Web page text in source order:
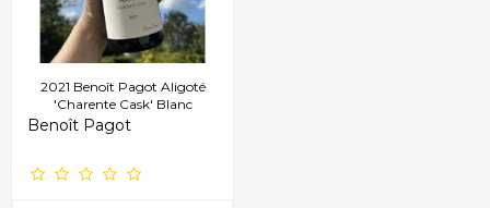
2021 Benoît Pagot Aligoté
'Charente Cask' Blanc
Benoît Pagot